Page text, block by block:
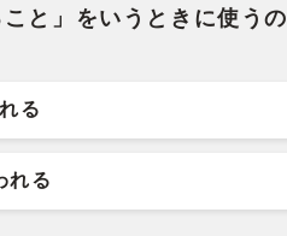
と」をいうときに使うの
る
れる